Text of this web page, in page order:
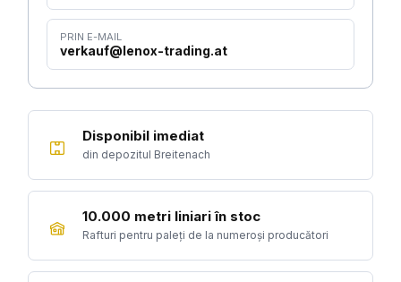
PRIN E-MAIL
verkauf@lenox-trading.at
Disponibil imediat
din depozitul Breitenach
10.000 metri liniari în stoc
Rafturi pentru paleți de la numeroși producători